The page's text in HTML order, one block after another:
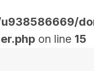
on line 15